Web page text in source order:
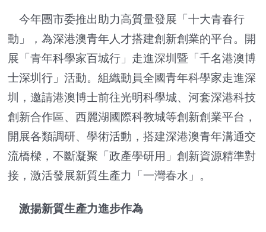
今年團市委推出助力高質量發展「十大青春行
動」，為深港澳青年人才搭建創新創業的平台。開
展「青年科學家百城行」走進深圳暨「千名港澳博
士深圳行」活動。組織動員全國青年科學家走進深
圳，邀請港澳博士前往光明科學城、河套深港科技
創新合作區、西麗湖國際科教城等創新創業平台，
開展各類調研、學術活動，搭建深港澳青年溝通交
流橋樑，不斷凝聚「政產學研用」創新資源精準對
接，激活發展新質生產力「一灣春水」。
激揚新質生產力進步作為